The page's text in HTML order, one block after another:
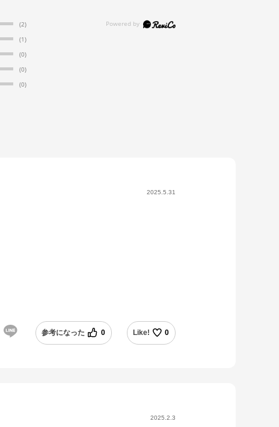
(2)
(1)
(0)
(0)
(0)
2025.5.31
参考になった 0 Like! 0
2025.2.3